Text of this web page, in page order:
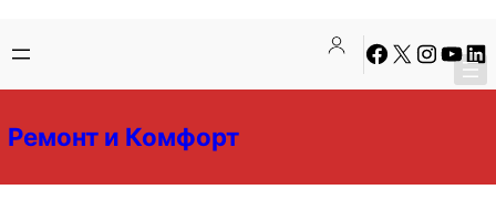
содержимому
содержимому
Facebook
X Instagram
Ремонт и Комфорт